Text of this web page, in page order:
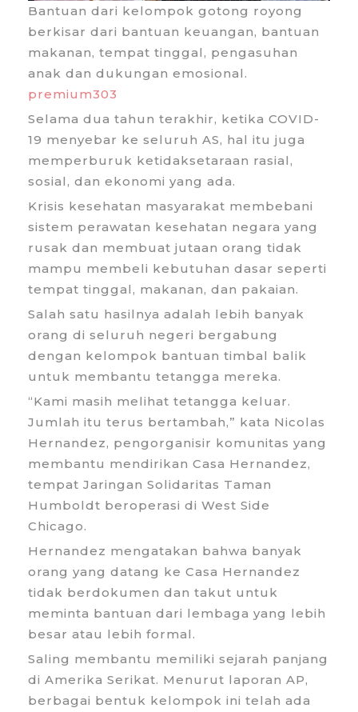
Bantuan dari kelompok gotong royong
berkisar dari bantuan keuangan, bantuan
makanan, tempat tinggal, pengasuhan
anak dan dukungan emosional.
premium303
Selama dua tahun terakhir, ketika COVID-
19 menyebar ke seluruh AS, hal itu juga
memperburuk ketidaksetaraan rasial,
sosial, dan ekonomi yang ada.
Krisis kesehatan masyarakat membebani
sistem perawatan kesehatan negara yang
rusak dan membuat jutaan orang tidak
mampu membeli kebutuhan dasar seperti
tempat tinggal, makanan, dan pakaian.
Salah satu hasilnya adalah lebih banyak
orang di seluruh negeri bergabung
dengan kelompok bantuan timbal balik
untuk membantu tetangga mereka.
“Kami masih melihat tetangga keluar.
Jumlah itu terus bertambah,” kata Nicolas
Hernandez, pengorganisir komunitas yang
membantu mendirikan Casa Hernandez,
tempat Jaringan Solidaritas Taman
Humboldt beroperasi di West Side
Chicago.
Hernandez mengatakan bahwa banyak
orang yang datang ke Casa Hernandez
tidak berdokumen dan takut untuk
meminta bantuan dari lembaga yang lebih
besar atau lebih formal.
Saling membantu memiliki sejarah panjang
di Amerika Serikat. Menurut laporan AP,
berbagai bentuk kelompok ini telah ada